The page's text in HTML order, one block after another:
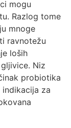
mogu
Razlog tome
mnoge
ravnotežu
loših
Niz
probiotika
za